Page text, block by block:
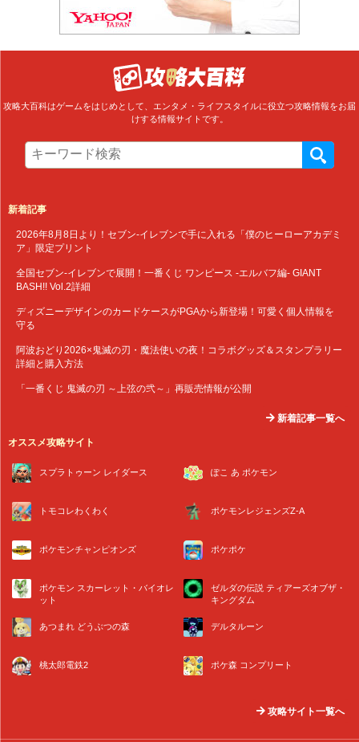
攻略大百科はゲームをはじめとして、エンタメ・ライフスタイルに役立つ攻略情報をお届
けする情報サイトです。
新着記事
2026年8月8日より！セブン‐イレブンで手に入れる「僕のヒーローアカデミ
ア」限定プリント
全国セブン‐イレブンで展開！一番くじ ワンピース -エルバフ編- GIANT
BASH!! Vol.2詳細
ディズニーデザインのカードケースがPGAから新登場！可愛く個人情報を
守る
阿波おどり2026×鬼滅の刃・魔法使いの夜！コラボグッズ＆スタンプラリー
詳細と購入方法
「一番くじ 鬼滅の刃 ～上弦の弐～」再販売情報が公開
新着記事一覧へ
オススメ攻略サイト
スプラトゥーン レイダース ぽこ あ ポケモン
トモコレわくわく ポケモンレジェンズZ-A
ポケモンチャンピオンズ ポケポケ
ポケモン スカーレット・バイオレ
ット
ゼルダの伝説 ティアーズオブザ・
キングダム
あつまれ どうぶつの森 デルタルーン
桃太郎電鉄2 ポケ森 コンプリート
攻略サイト一覧へ